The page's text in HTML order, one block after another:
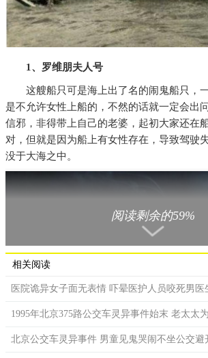
1、罗维朋夫人号
这艘船只可是海上出了名的闹鬼船只，
是不允许女性上船的，不然的话就一定会出
信邪，非得带上自己的老婆，起初大家还在
对，但就是因为船上有女性存在，导致驾驶
没于大海之中。
2、棉兰Ourang号
阅读剩余的59%
相关阅读
医院诡异女子面无表情 吓晕医护人员咬死男医
1995年北京375路公交车灵异事件始末 老太太
北京公交车灵异事件 男童见鬼哭闹不坐公交避